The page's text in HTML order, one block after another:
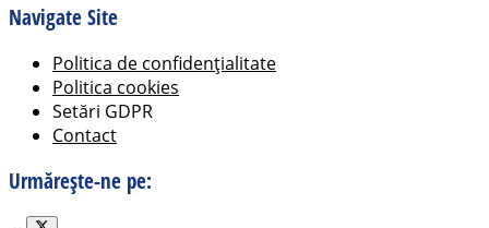
Navigate Site
Politica de confidențialitate
Politica cookies
Setări GDPR
Contact
Urmărește-ne pe: